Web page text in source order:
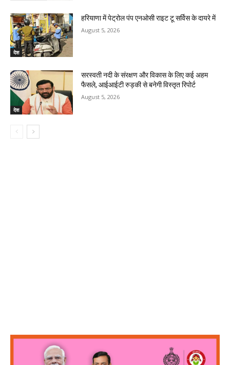
देश
हरियाणा में पेट्रोल पंप एनओसी राइट टू सर्विस के दायरे में
August 5, 2026
देश
सरस्वती नदी के संरक्षण और विकास के लिए कई अहम
फैसले, आईआईटी रुड़की से बनेगी विस्तृत रिपोर्ट
August 5, 2026